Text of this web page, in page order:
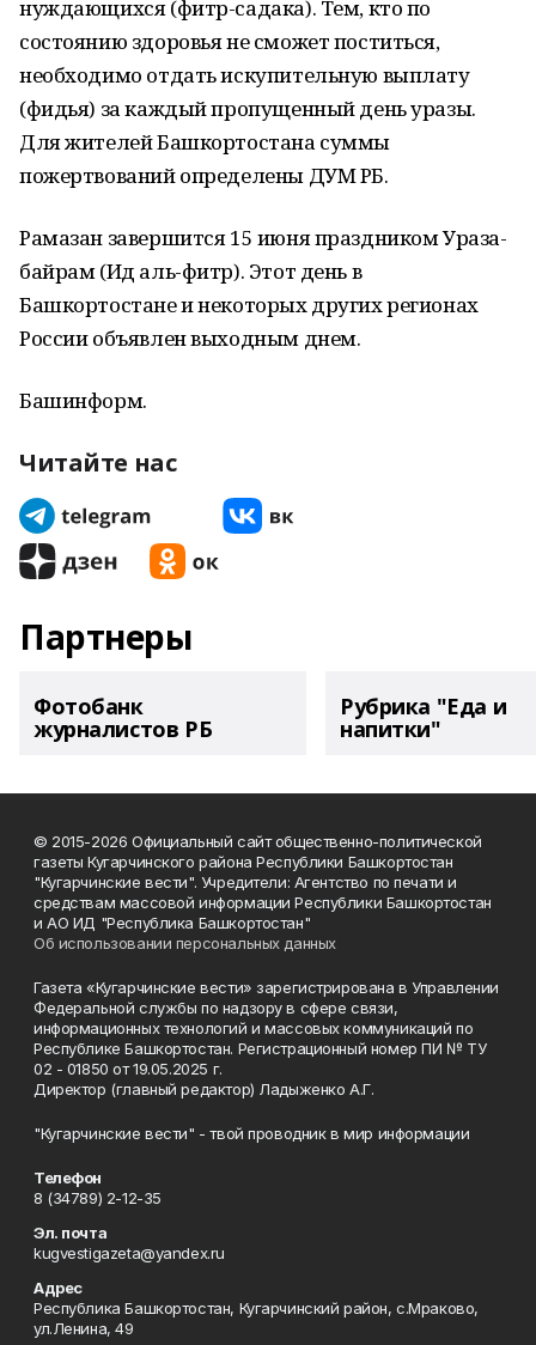
нуждающихся (фитр-садака). Тем, кто по
состоянию здоровья не сможет поститься,
необходимо отдать искупительную выплату
(фидья) за каждый пропущенный день уразы.
Для жителей Башкортостана суммы
пожертвований определены ДУМ РБ.
Рамазан завершится 15 июня праздником Ураза-
байрам (Ид аль-фитр). Этот день в
Башкортостане и некоторых других регионах
России объявлен выходным днем.
Башинформ.
Читайте нас
Партнеры
Фотобанк
журналистов РБ
Рубрика "Еда и
напитки"
© 2015-2026 Официальный сайт общественно-политической
газеты Кугарчинского района Республики Башкортостан
"Кугарчинские вести". Учредители: Агентство по печати и
средствам массовой информации Республики Башкортостан
и АО ИД "Республика Башкортостан"
Об использовании персональных данных
Газета «Кугарчинские вести» зарегистрирована в Управлении
Федеральной службы по надзору в сфере связи,
информационных технологий и массовых коммуникаций по
Республике Башкортостан. Регистрационный номер ПИ № ТУ
02 - 01850 от 19.05.2025 г.
Директор (главный редактор) Ладыженко А.Г.
"Кугарчинские вести" - твой проводник в мир информации
Телефон
8 (34789) 2-12-35
Эл. почта
kugvestigazeta@yandex.ru
Адрес
Республика Башкортостан, Кугарчинский район, с.Мраково,
ул.Ленина, 49